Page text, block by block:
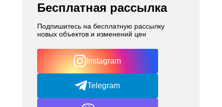
Бесплатная рассылка
Подпишитесь на бесплатную рассылку
новых объектов и изменений цен
Instagram
Telegram